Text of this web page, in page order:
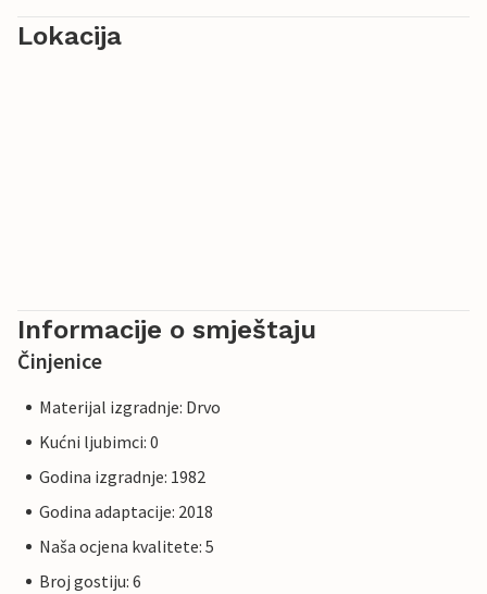
Lokacija
Informacije o smještaju
Činjenice
Materijal izgradnje: Drvo
Kućni ljubimci: 0
Godina izgradnje: 1982
Godina adaptacije: 2018
Naša ocjena kvalitete: 5
Broj gostiju: 6